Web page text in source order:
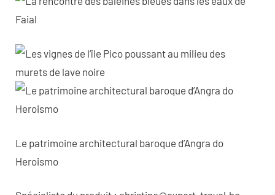
Le patrimoine architectural baroque d’Angra do
Heroismo